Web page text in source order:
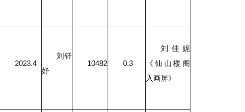
2023.4
刘钎
妤
10482 0.3
刘佳妮
《仙山楼阁
入画屏》